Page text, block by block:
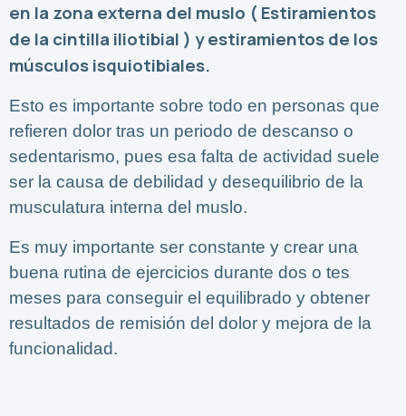
en la zona externa del muslo ( Estiramientos
de la cintilla iliotibial ) y estiramientos de los
músculos isquiotibiales.
Esto es importante sobre todo en personas que
refieren dolor tras un periodo de descanso o
sedentarismo, pues esa falta de actividad suele
ser la causa de debilidad y desequilibrio de la
musculatura interna del muslo.
Es muy importante ser constante y crear una
buena rutina de ejercicios durante dos o tes
meses para conseguir el equilibrado y obtener
resultados de remisión del dolor y mejora de la
funcionalidad.